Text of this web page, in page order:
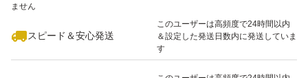
ません
スピード＆安心発送
このユーザーは高頻度で24時間以内
＆設定した発送日数内に発送していま
す